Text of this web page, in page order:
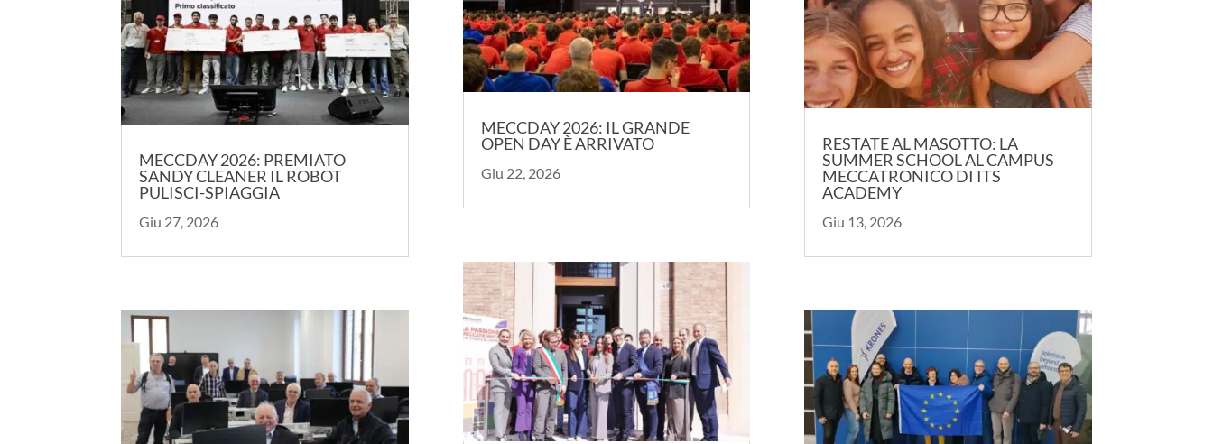
MECCDAY 2026: PREMIATO
SANDY CLEANER IL ROBOT
PULISCI-SPIAGGIA
Giu 27, 2026
MECCDAY 2026: IL GRANDE
OPEN DAY È ARRIVATO
Giu 22, 2026
RESTATE AL MASOTTO: LA
SUMMER SCHOOL AL CAMPUS
MECCATRONICO DI ITS
ACADEMY
Giu 13, 2026